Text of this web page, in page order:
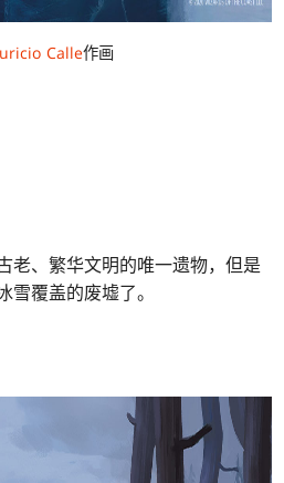
Calle作画
老、繁华文明的唯一遗物，但是
覆盖的废墟了。